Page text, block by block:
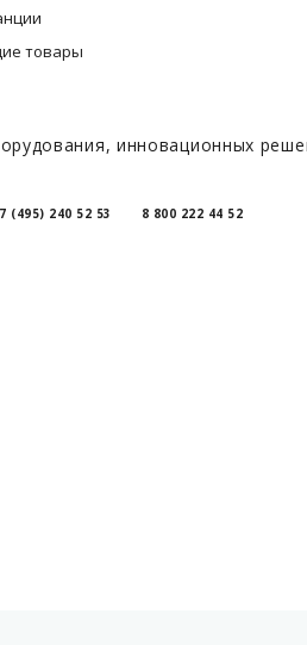
(495) 240 52 53 8 800 222 44 52
товары
инновационных